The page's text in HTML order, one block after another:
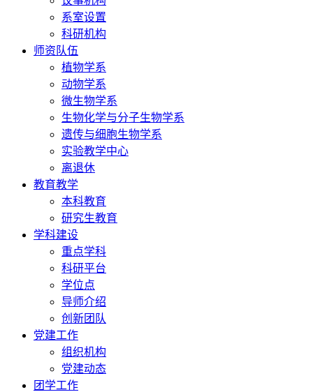
系室设置
科研机构
师资队伍
植物学系
动物学系
微生物学系
生物化学与分子生物学系
遗传与细胞生物学系
实验教学中心
离退休
教育教学
本科教育
研究生教育
学科建设
重点学科
科研平台
学位点
导师介绍
创新团队
党建工作
组织机构
党建动态
团学工作